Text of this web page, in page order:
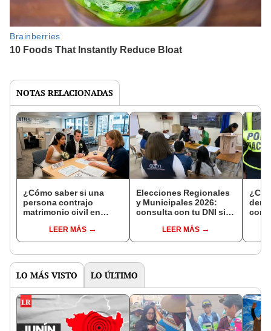
NOTAS RELACIONADAS
¿Cómo saber si una
persona contrajo
matrimonio civil en
LEER MÁS
Elecciones Regionales
y Municipales 2026:
consulta con tu DNI si
de mesa para este 4 de
octubre en el link oficial
LEER MÁS
con
LO MÁS VISTO LO ÚLTIMO